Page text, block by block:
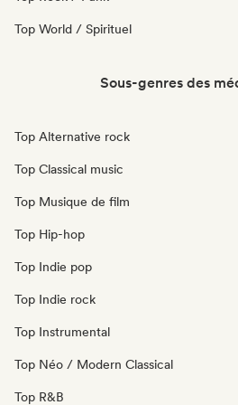
Top World / Spirituel
Sous-genres des
Top Alternative rock
Top Classical music
Top Musique de film
Top Hip-hop
Top Indie pop
Top Indie rock
Top Instrumental
Top Néo / Modern Classical
Top R&B